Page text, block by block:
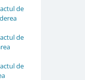
de
de
de